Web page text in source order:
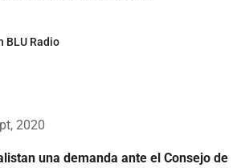
BLU Radio
2020
una demanda ante el Consejo de